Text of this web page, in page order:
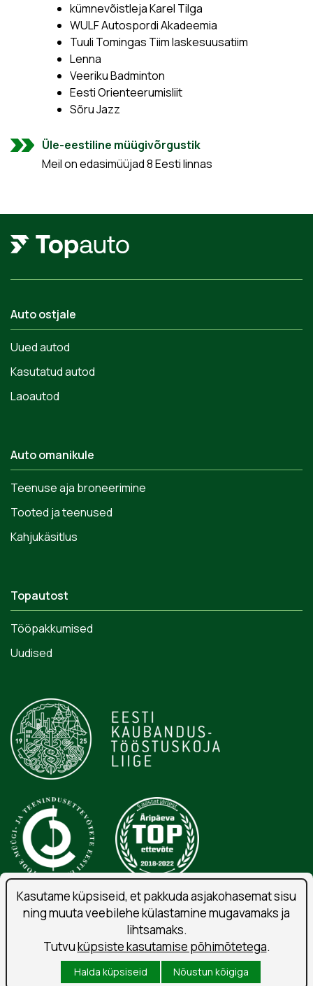
kümnevõistleja Karel Tilga
WULF Autospordi Akadeemia
Tuuli Tomingas Tiim laskesuusatiim
Lenna
Veeriku Badminton
Eesti Orienteerumisliit
Sõru Jazz
Üle-eestiline müügivõrgustik
Meil on edasimüüjad 8 Eesti linnas
Auto ostjale
Uued autod
Kasutatud autod
Laoautod
Auto omanikule
Teenuse aja broneerimine
Tooted ja teenused
Kahjukäsitlus
Topautost
Tööpakkumised
Uudised
Isikuandmete töötlemise tingimused
Liitu uudiskirjaga
Kasutustingimused
Kasutame küpsiseid, et pakkuda asjakohasemat sisu
ning muuta veebilehe külastamine mugavamaks ja
lihtsamaks.
Tutvuküpsiste kasutamise põhimõtetega.
Halda küpsiseid Nõustun kõigiga